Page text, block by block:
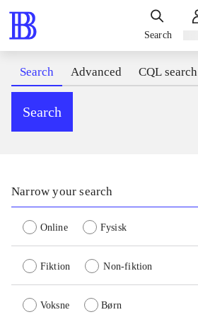
Search
Search Advanced CQL search
Search
Narrow your search
Online Fysisk
Fiktion Non-fiktion
Voksne Børn